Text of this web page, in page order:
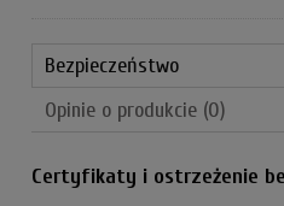
Bezpieczeństwo
Opinie o produkcie (0)
Certyfikaty i ostrzeżenie